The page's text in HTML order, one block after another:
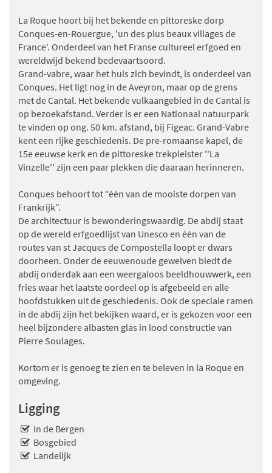
La Roque hoort bij het bekende en pittoreske dorp
Conques-en-Rouergue, 'un des plus beaux villages de
France'. Onderdeel van het Franse cultureel erfgoed en
wereldwijd bekend bedevaartsoord.
Grand-vabre, waar het huis zich bevindt, is onderdeel van
Conques. Het ligt nog in de Aveyron, maar op de grens
met de Cantal. Het bekende vulkaangebied in de Cantal is
op bezoekafstand. Verder is er een Nationaal natuurpark
te vinden op ong. 50 km. afstand, bij Figeac. Grand-Vabre
kent een rijke geschiedenis. De pre-romaanse kapel, de
15e eeuwse kerk en de pittoreske trekpleister ''La
Vinzelle'' zijn een paar plekken die daaraan herinneren.
Conques behoort tot “één van de mooiste dorpen van
Frankrijk”.
De architectuur is bewonderingswaardig. De abdij staat
op de wereld erfgoedlijst van Unesco en één van de
routes van st Jacques de Compostella loopt er dwars
doorheen. Onder de eeuwenoude gewelven biedt de
abdij onderdak aan een weergaloos beeldhouwwerk, een
fries waar het laatste oordeel op is afgebeeld en alle
hoofdstukken uit de geschiedenis. Ook de speciale ramen
in de abdij zijn het bekijken waard, er is gekozen voor een
heel bijzondere albasten glas in lood constructie van
Pierre Soulages.
Kortom er is genoeg te zien en te beleven in la Roque en
omgeving.
Ligging
In de Bergen
Bosgebied
Landelijk